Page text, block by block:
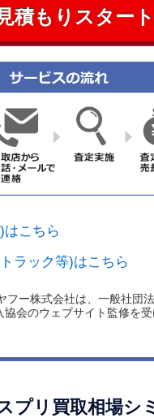
積もりスタート
はこちら
ラック等)はこちら
フー株式会社は、一般社団
協会のウェブサイト監修を受
プリ買取相場シ